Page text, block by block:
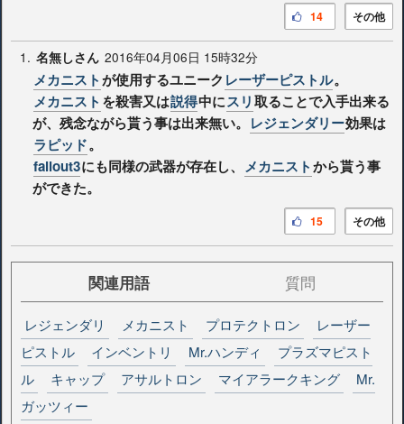
その他
14
1. 名無しさん 2016年04月06日 15時32分
メカニストが使用するユニーク レーザーピストル。
メカニスト を殺害又は説得中にスリ取ることで入手出来る
が、残念ながら貰う事は出来無い。 レジェンダリー効果は
ラピッド。
fallout3にも同様の武器が存在し、 メカニストから貰う事
ができた。
その他
15
関連用語 質問
レジェンダリ メカニスト プロテクトロン
レーザー
ピストル
インベントリ Mr.ハンディ
プラズマピスト
ル
キャップ アサルトロン マイアラークキング
Mr.
ガッツィー